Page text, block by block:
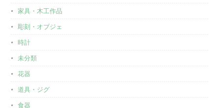
家具・木工作品
彫刻・オブジェ
時計
未分類
花器
道具・ジグ
食器